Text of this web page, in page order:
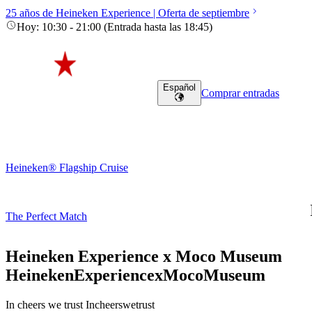
25 años de Heineken Experience | Oferta de septiembre
Hoy: 10:30 - 21:00 (Entrada hasta las 18:45)
Español Comprar entradas
Heineken® Flagship Cruise
The Perfect Match
Heineken Experience x Moco Museum
HeinekenExperiencexMocoMuseum
In cheers we trust Incheerswetrust